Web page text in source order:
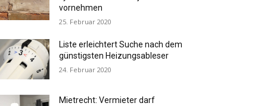
vornehmen
25. Februar 2020
Liste erleichtert Suche nach dem
günstigsten Heizungsableser
24. Februar 2020
Mietrecht: Vermieter darf